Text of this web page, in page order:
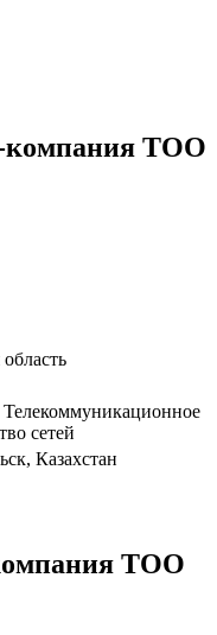
компания ТОО
Телекоммуникационное
сетей
Казахстан
ТОО